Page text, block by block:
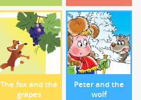
The fox and the
grapes
Peter and the
wolf